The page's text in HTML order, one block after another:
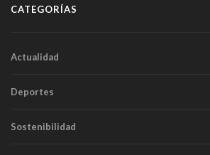
CATEGORÍAS
Actualidad
Deportes
Sostenibilidad